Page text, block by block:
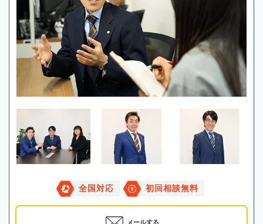
全国対応 初回相談無料
メールする